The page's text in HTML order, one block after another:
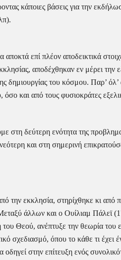
κάποιες βάσεις για την
επί πλέον αποδεικτικά
αποδέχθηκαν εν μέρει
δημιουργίας του κόσμου. Παρ’
και από τους φυσιοκράτες
στη δεύτερη ενότητα της
και στη σημερινή
την εκκλησία, στηρίχθηκε κι από
άλλων και ο Ουίλιαμ Πάλεϊ
του Θεού, ανέπτυξε την θεωρία
σχεδιασμό, όπου το κάθε τι
οδηγεί στην επίτευξη ενός